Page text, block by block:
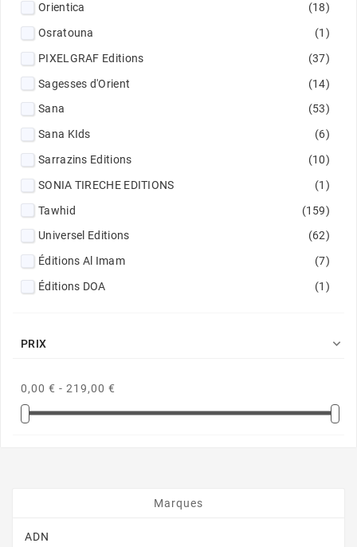
Orientica
(18)
Osratouna
(1)
PIXELGRAF Editions
(37)
Sagesses d'Orient
(14)
Sana
(53)
Sana KIds
(6)
Sarrazins Editions
(10)
SONIA TIRECHE EDITIONS
(1)
Tawhid
(159)
Universel Editions
(62)
Éditions Al Imam
(7)
Éditions DOA
(1)
PRIX 
0,00 € - 219,00 €
Marques
ADN